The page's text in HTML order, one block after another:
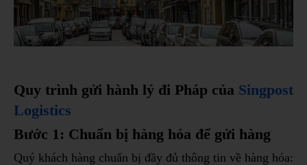
Quy trình gửi hành lý đi Pháp của Singpost
Logistics
Bước 1: Chuẩn bị hàng hóa để gửi hàng
Quý khách hàng chuẩn bị đầy đủ thông tin về hàng hóa: